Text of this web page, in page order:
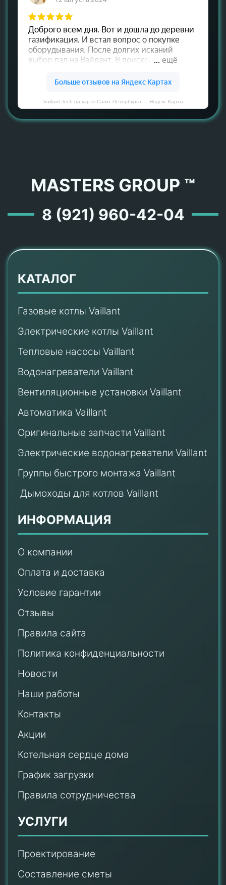
Vaillant Tech на карте Санкт‑Петербурга — Яндекс Карты
MASTERS GROUP ™
8 (921) 960-42-04
КАТАЛОГ
Газовые котлы Vaillant
Электрические котлы Vaillant
Тепловые насосы Vaillant
Водонагреватели Vaillant
Вентиляционные установки Vaillant
Автоматика Vaillant
Оригинальные запчасти Vaillant
Электрические водонагреватели Vaillant
Группы быстрого монтажа Vaillant
Дымоходы для котлов Vaillant
ИНФОРМАЦИЯ
О компании
Оплата и доставка
Условие гарантии
Отзывы
Правила сайта
Политика конфиденциальности
Новости
Наши работы
Контакты
Акции
Котельная сердце дома
График загрузки
Правила сотрудничества
УСЛУГИ
Проектирование
Составление сметы